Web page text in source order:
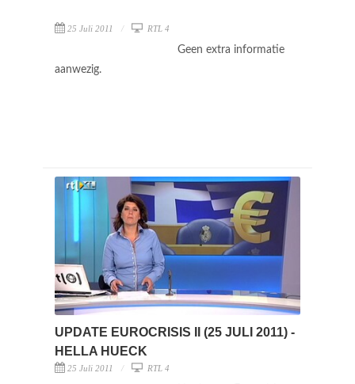
25 Juli 2011 RTL 4
Geen extra informatie
aanwezig.
UPDATE EUROCRISIS II (25 JULI 2011) -
HELLA HUECK
25 Juli 2011 RTL 4